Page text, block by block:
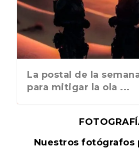
La postal de la
para mitigar la ola ...
Nuestros fotógrafos